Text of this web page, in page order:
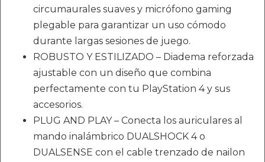
circumaurales suaves y micrófono gaming
plegable para garantizar un uso cómodo
durante largas sesiones de juego.
ROBUSTO Y ESTILIZADO – Diadema reforzada
ajustable con un diseño que combina
perfectamente con tu PlayStation 4 y sus
accesorios.
PLUG AND PLAY – Conecta los auriculares al
mando inalámbrico DUALSHOCK 4 o
DUALSENSE con el cable trenzado de nailon